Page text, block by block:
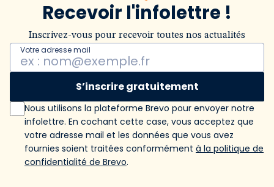
Recevoir l'infolettre !
Inscrivez-vous pour recevoir toutes nos actualités
Votre adresse mail
S’inscrire gratuitement
Nous utilisons la plateforme Brevo pour envoyer notre
infolettre. En cochant cette case, vous acceptez que
votre adresse mail et les données que vous avez
fournies soient traitées conformément à la politique de
confidentialité de Brevo.